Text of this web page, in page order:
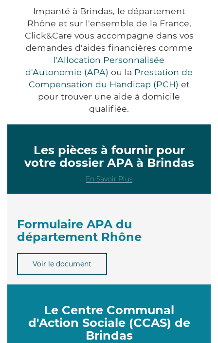
Impanté à Brindas, le département
Rhône et sur l'ensemble de la France,
Click&Care vous accompagne dans vos
demandes d'aides financières comme
l'Allocation Personnalisée
d'Autonomie (APA) ou la Prestation de
Compensation du Handicap (PCH) et
pour trouver une aide à domicile
qualifiée.
Les pièces à fournir pour
votre dossier APA à Brindas
En Savoir Plus
Formulaire APA du
département Rhône
Voir le document
Le Centre Communal
d'Action Sociale (CCAS) de
Brindas